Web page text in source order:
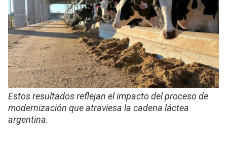
Estos resultados reflejan el impacto del proceso de
modernización que atraviesa la cadena láctea
argentina.